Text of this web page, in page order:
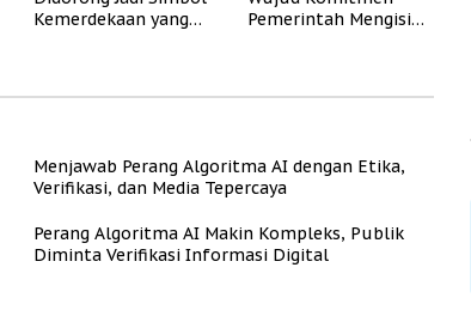
Kemerdekaan yang
Pemerintah Mengisi
Menjawab Perang Algoritma AI dengan Etika,
Verifikasi, dan Media Tepercaya
Perang Algoritma AI Makin Kompleks, Publik
Diminta Verifikasi Informasi Digital